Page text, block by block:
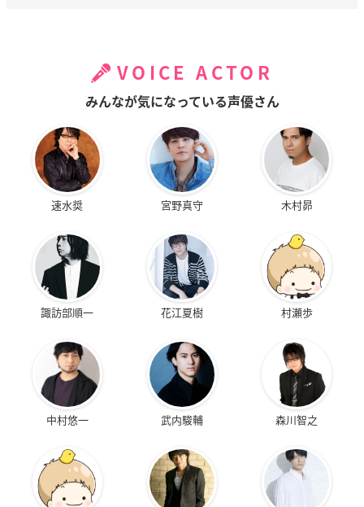
VOICE ACTOR
みんなが気になっている声優さん
速水奨 宮野真守 木村昴
諏訪部順一 花江夏樹 村瀬歩
中村悠一 武内駿輔 森川智之